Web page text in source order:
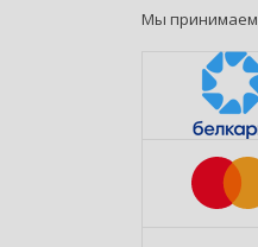
Мы принимаем